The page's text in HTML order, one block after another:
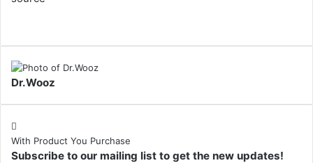
Dr.Wooz
With Product You Purchase
Subscribe to our mailing list to get the new updates!